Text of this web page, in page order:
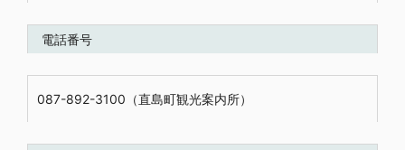
電話番号
087-892-3100（直島町観光案内所）